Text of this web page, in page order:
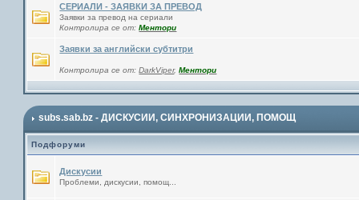
СЕРИАЛИ - ЗАЯВКИ ЗА ПРЕВОД
Заявки за превод на сериали
Контролира се от:Ментори
Заявки за английски субтитри
Контролира се от:DarkViper,Ментори
subs.sab.bz - ДИСКУСИИ, СИНХРОНИЗАЦИИ, ПОМОЩ
Подфоруми
Дискусии
Проблеми, дискусии, помощ...